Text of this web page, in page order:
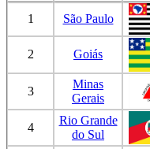
1 São Paulo
2 Goiás
3
Minas
Gerais
4
Rio Grande
do Sul